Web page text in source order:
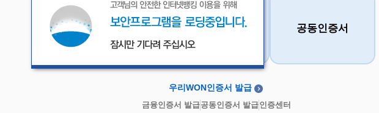
우리WON인증서 금융인증서 공동인증서
우리WON인증서 발급
금융인증서 발급공동인증서 발급인증센터